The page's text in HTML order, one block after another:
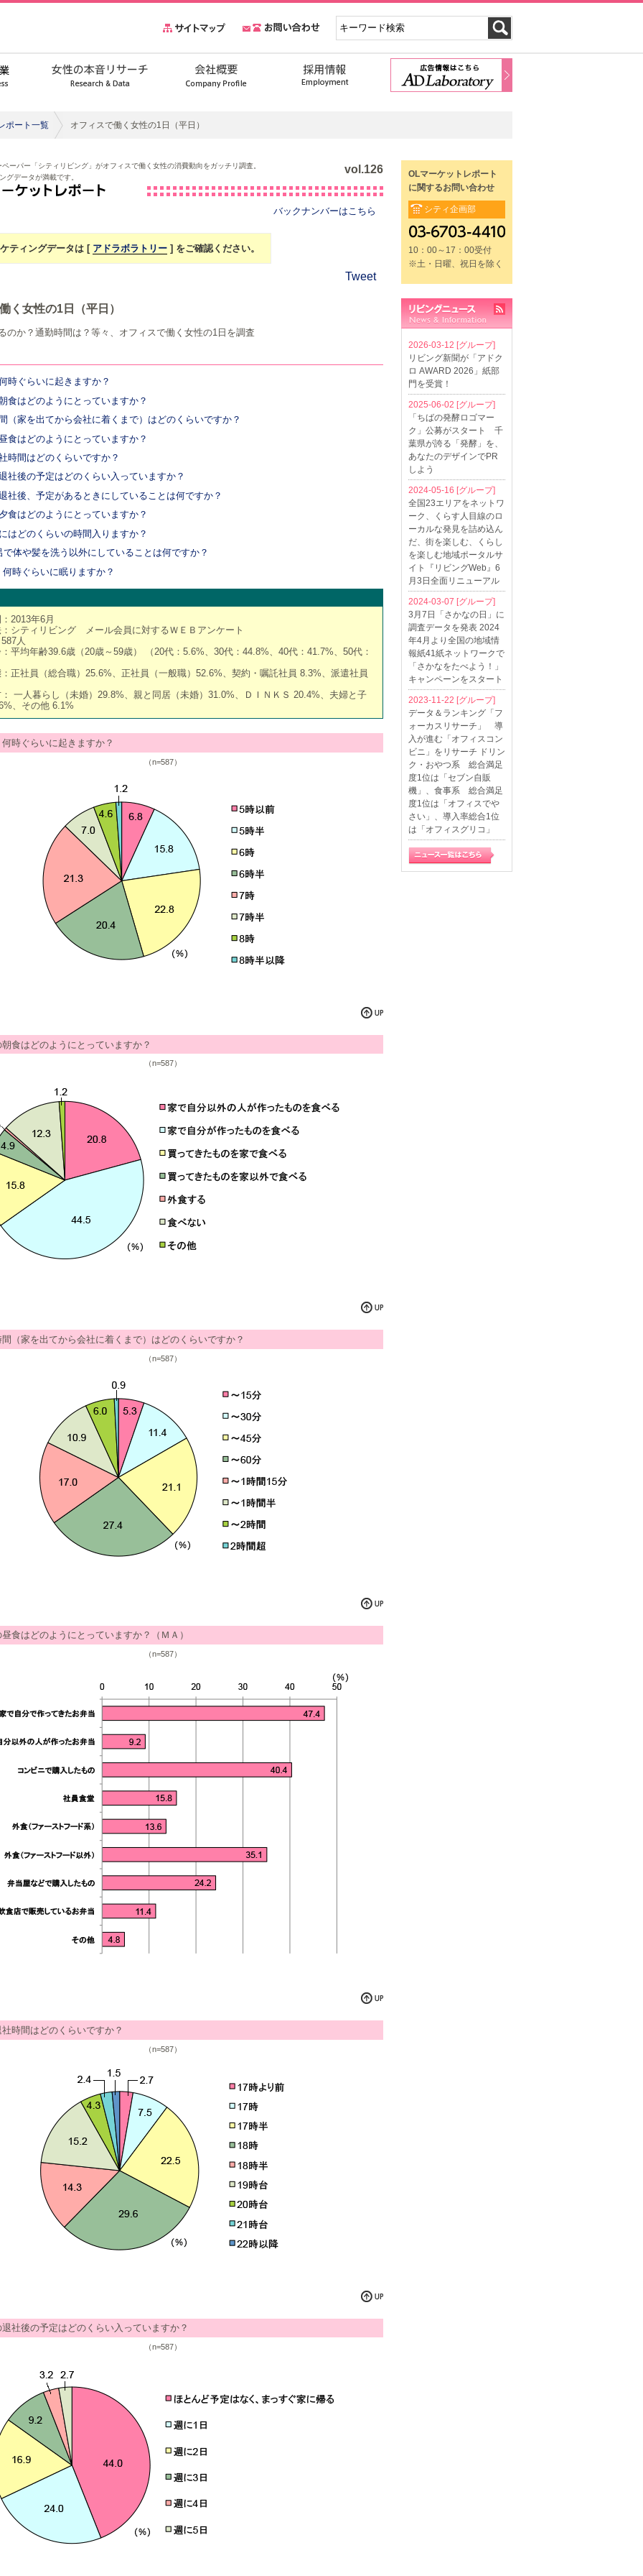
ポート一覧 オフィスで働く女性の1日（平日）
vol.126
ーパー「シティリビング」がオフィスで働く女性の消費動向をガッチリ調査。
グデータが満載です。
バックナンバーはこちら
ティングデータは [ アドラボラトリー ] をご確認ください。
Tweet
く女性の1日（平日）
のか？通勤時間は？等々、オフィスで働く女性の1日を調査
時ぐらいに起きますか？
食はどのようにとっていますか？
（家を出てから会社に着くまで）はどのくらいですか？
食はどのようにとっていますか？
時間はどのくらいですか？
社後の予定はどのくらい入っていますか？
社後、予定があるときにしていることは何ですか？
食はどのようにとっていますか？
はどのくらいの時間入りますか？
で体や髪を洗う以外にしていることは何ですか？
何時ぐらいに眠りますか？
2013年6月
シティリビング メール会員に対するＷＥＢアンケート
人
平均年齢39.6歳（20歳～59歳） （20代：5.6%、30代：44.8%、40代：41.7%、50代：
正社員（総合職）25.6%、正社員（一般職）52.6%、契約・嘱託社員 8.3%、派遣社員
一人暮らし（未婚）29.8%、親と同居（未婚）31.0%、ＤＩＮＫＳ 20.4%、夫婦と子
、その他 6.1%
時ぐらいに起きますか？
（n=587）
食はどのようにとっていますか？
（n=587）
（家を出てから会社に着くまで）はどのくらいですか？
（n=587）
食はどのようにとっていますか？（ＭＡ）
（n=587）
時間はどのくらいですか？
（n=587）
社後の予定はどのくらい入っていますか？
（n=587）
OLマーケットレポート
に関するお問い合わせ
シティ企画部
10：00～17：00受付
※土・日曜、祝日を除く
2026-03-12 [グループ]
リビング新聞が「アドク
ロ AWARD 2026」紙部
門を受賞！
2025-06-02 [グループ]
「ちばの発酵ロゴマー
ク」公募がスタート 千
葉県が誇る「発酵」を、
あなたのデザインでPR
しよう
2024-05-16 [グループ]
全国23エリアをネットワ
ーク、くらす人目線のロ
ーカルな発見を詰め込ん
だ、街を楽しむ、くらし
を楽しむ地域ポータルサ
イト『リビングWeb』6
月3日全面リニューアル
2024-03-07 [グループ]
3月7日「さかなの日」に
調査データを発表 2024
年4月より全国の地域情
報紙41紙ネットワークで
「さかなをたべよう！」
キャンペーンをスタート
2023-11-22 [グループ]
データ＆ランキング「フ
ォーカスリサーチ」 導
入が進む「オフィスコン
ビニ」をリサーチ ドリン
ク・おやつ系 総合満足
度1位は「セブン自販
機」、食事系 総合満足
度1位は「オフィスでや
さい」、導入率総合1位
は「オフィスグリコ」